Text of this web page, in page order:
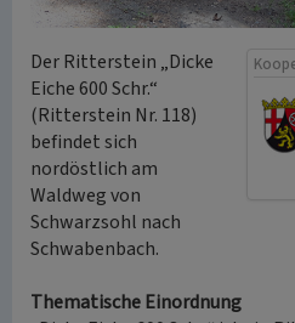
Der Ritterstein „Dicke
Eiche 600 Schr.“
(Ritterstein Nr. 118)
befindet sich
nordöstlich am
Waldweg von
Schwarzsohl nach
Schwabenbach.
Thematische Einordnung